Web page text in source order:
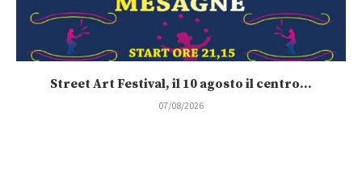
Street Art Festival, il 10 agosto il centro...
07/08/2026